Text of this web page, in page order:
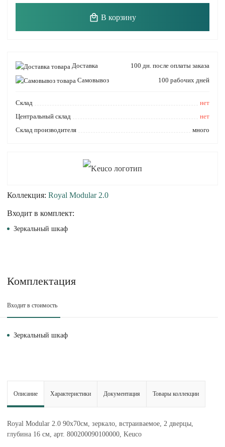
В корзину
Доставка
100 дн. после оплаты заказа
Самовывоз
100 рабочих дней
Cклад
нет
Центральный склад
нет
Склад производителя
много
Коллекция: Royal Modular 2.0
Входит в комплект:
Зеркальный шкаф
Комплектация
Входит в стоимость
Зеркальный шкаф
Описание Характеристики Документация Товары коллекции
Royal Modular 2.0 90х70см, зеркало, встраиваемое, 2 дверцы,
глубина 16 см, арт. 800200090100000, Keuco